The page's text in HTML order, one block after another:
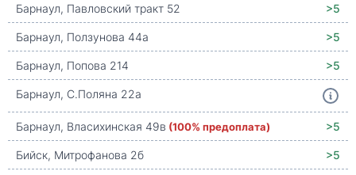
Барнаул, Павловский тракт 52
>5
Барнаул, Ползунова 44а
>5
Барнаул, Попова 214
>5
Барнаул, С.Поляна 22а
Барнаул, Власихинская 49в (100% предоплата)
>5
Бийск, Митрофанова 2б
>5